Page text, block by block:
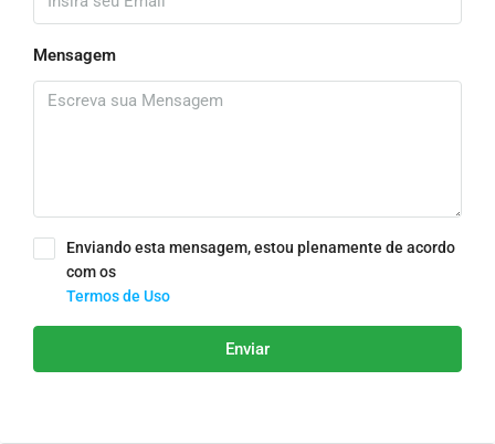
Mensagem
Enviando esta mensagem, estou plenamente de acordo
com os
Termos de Uso
Enviar